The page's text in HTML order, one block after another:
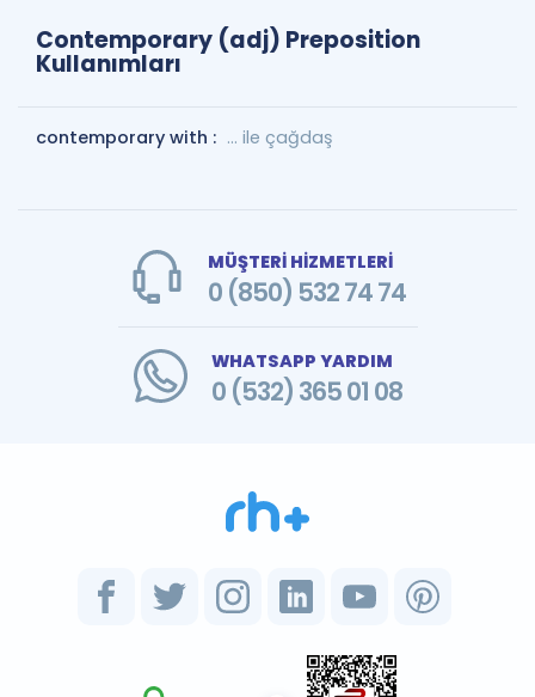
Contemporary (adj) Preposition
Kullanımları
contemporary with : ... ile çağdaş
MÜŞTERİ HİZMETLERİ
0 (850) 532 74 74
WHATSAPP YARDIM
0 (532) 365 01 08